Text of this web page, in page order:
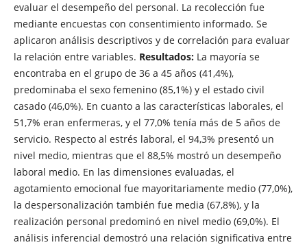
evaluar el desempeño del personal. La recolección fue
mediante encuestas con consentimiento informado. Se
aplicaron análisis descriptivos y de correlación para evaluar
la relación entre variables. Resultados:La mayoría se
encontraba en el grupo de 36 a 45 años (41,4%),
predominaba el sexo femenino (85,1%) y el estado civil
casado (46,0%). En cuanto a las características laborales, el
51,7% eran enfermeras, y el 77,0% tenía más de 5 años de
servicio. Respecto al estrés laboral, el 94,3% presentó un
nivel medio, mientras que el 88,5% mostró un desempeño
laboral medio. En las dimensiones evaluadas, el
agotamiento emocional fue mayoritariamente medio (77,0%),
la despersonalización también fue media (67,8%), y la
realización personal predominó en nivel medio (69,0%). El
análisis inferencial demostró una relación significativa entre